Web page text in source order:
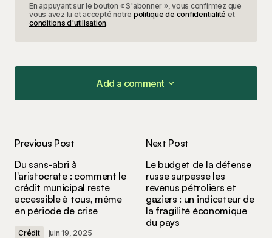
En appuyant sur le bouton « S'abonner », vous confirmez que
vous avez lu et accepté notre politique de confidentialité et
conditions d'utilisation.
Add a comment
Add a comment
champs obligatoires sont indiqués avec*
Comment*
Previous Post
Du sans-abri à
l'aristocrate : comment le
crédit municipal reste
accessible à tous, même
en période de crise
Crédit juin 19, 2025
Next Post
Le budget de la défense
russe surpasse les
revenus pétroliers et
gaziers : un indicateur de
la fragilité économique
du pays